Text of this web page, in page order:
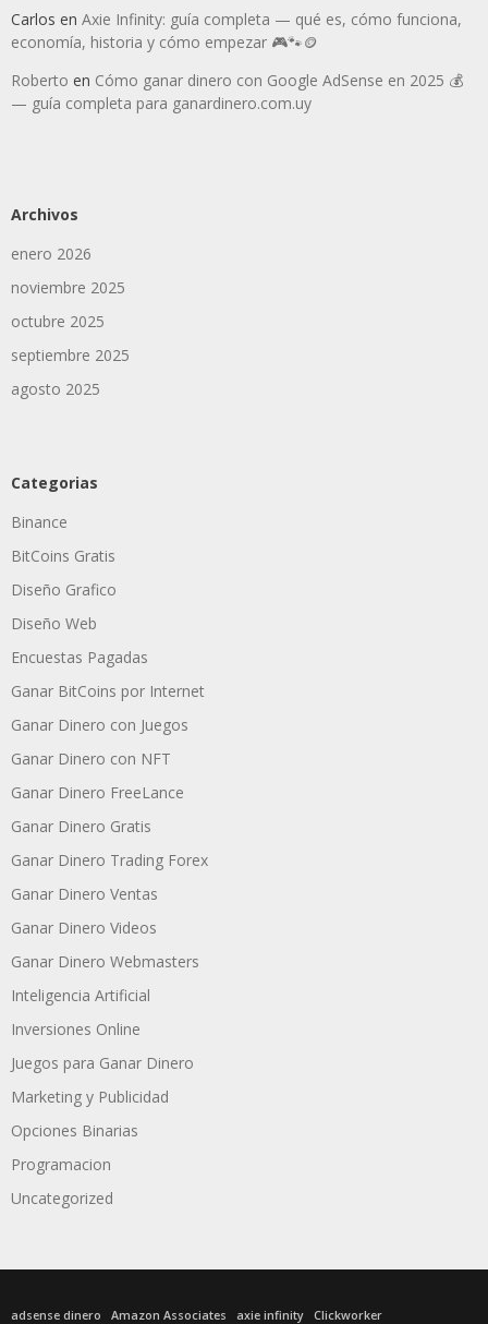
Carlos en Axie Infinity: guía completa — qué es, cómo funciona,
economía, historia y cómo empezar 🎮🐾🪙
Roberto en Cómo ganar dinero con Google AdSense en 2025 💰
— guía completa para ganardinero.com.uy
Archivos
enero 2026
noviembre 2025
octubre 2025
septiembre 2025
agosto 2025
Categorias
Binance
BitCoins Gratis
Diseño Grafico
Diseño Web
Encuestas Pagadas
Ganar BitCoins por Internet
Ganar Dinero con Juegos
Ganar Dinero con NFT
Ganar Dinero FreeLance
Ganar Dinero Gratis
Ganar Dinero Trading Forex
Ganar Dinero Ventas
Ganar Dinero Videos
Ganar Dinero Webmasters
Inteligencia Artificial
Inversiones Online
Juegos para Ganar Dinero
Marketing y Publicidad
Opciones Binarias
Programacion
Uncategorized
adsense dinero Amazon Associates axie infinity
Clickworker